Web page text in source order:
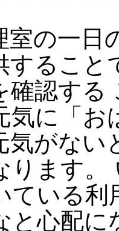
の一日
すること
確認する
に「お
気がない
ります。
ている利
と心配